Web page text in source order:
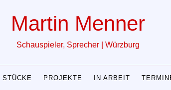
Martin Menner
Schauspieler, Sprecher | Würzburg
STÜCKE PROJEKTE IN ARBEIT